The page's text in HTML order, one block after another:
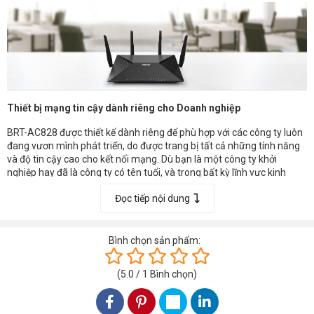
Thiết bị mạng tin cậy dành riêng cho Doanh nghiệp
BRT-AC828 được thiết kế dành riêng để phù hợp với các công ty luôn
đang vươn mình phát triển, do được trang bị tất cả những tính năng
và độ tin cậy cao cho kết nối mạng. Dù bạn là một công ty khởi
nghiệp hay đã là công ty có tên tuổi, và trong bất kỳ lĩnh vực kinh
AC828 cũng đều có thể cùng bạn kết nối với thành công.
Đọc tiếp nội dung
Bình chọn sản phẩm:
(5.0 / 1 Bình chọn)